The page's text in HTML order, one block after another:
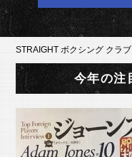
STRAIGHT ボクシング クラブ
今年の注